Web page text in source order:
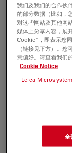
这是关于我
学术头衔
我们及我们的合作伙
的部分数据（比如，
对这些网站及其他网
媒体上分享内容，展
Cookie”，即表示您
（链接见下方）。
意偏好。请查看我们
Cookie Notice
Leica
全